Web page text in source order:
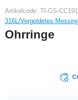
Artikelcode: TI-GS-
316L/Vergoldetes
Ohrringe